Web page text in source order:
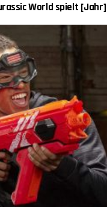
World spielt [Jahr]